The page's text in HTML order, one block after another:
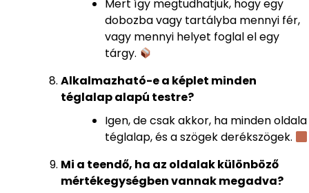
Mert így megtudhatjuk, hogy egy
dobozba vagy tartályba mennyi fér,
vagy mennyi helyet foglal el egy
tárgy.
Alkalmazható-e a képlet minden
téglalap alapú testre?
Igen, de csak akkor, ha minden oldala
téglalap, és a szögek derékszögek.
Mi a teendő, ha az oldalak különböző
mértékegységben vannak megadva?